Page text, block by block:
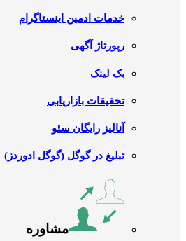
خدمات ادمین اینستاگرام
رپورتاژ آگهی
بک لینک
تحقیقات بازاریابی
آنالیز رایگان سئو
تبلیغ در گوگل (گوگل ادوردز)
مشاوره